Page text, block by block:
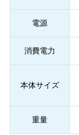
電源
消費電力
本体サイズ
重量